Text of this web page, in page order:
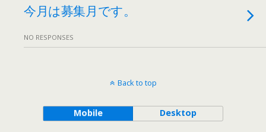
今月は募集月です。
NO RESPONSES
Back to top
Mobile Desktop